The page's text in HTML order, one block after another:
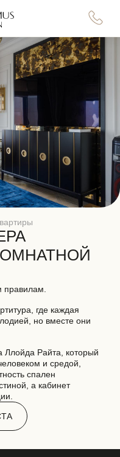
правилам.
где каждая
но вместе они
Ллойда Райта, который
и средой,
спален
а кабинет